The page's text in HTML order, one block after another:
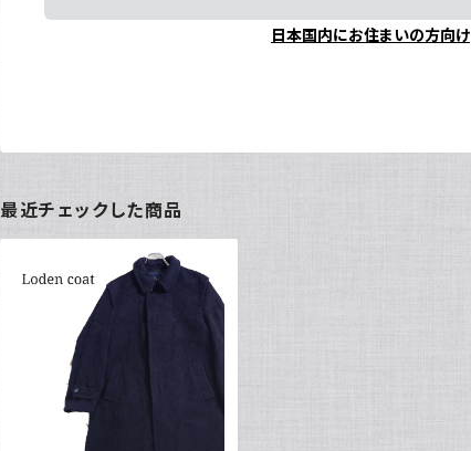
日本国内にお住まいの方向け
最近チェックした商品